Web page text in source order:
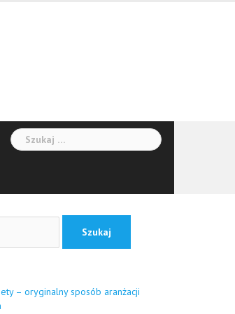
Szukaj:
– oryginalny sposób aranżacji